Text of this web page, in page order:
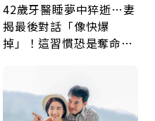
42歲牙醫睡夢中猝逝…妻
揭最後對話「像快爆
掉」！這習慣恐是奪命原